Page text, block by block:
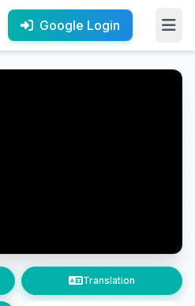
Google Login
Translation